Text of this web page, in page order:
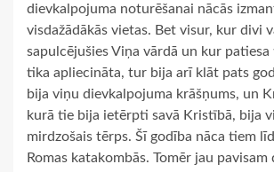
dievkalpojuma noturēšanai nācās
visdažādākās vietas. Bet visur, kur divi
sapulcējušies Viņa vārdā un kur
tika apliecināta, tur bija arī klāt pats
bija viņu dievkalpojuma krāšņums, un
kurā tie bija ietērpti savā Kristībā, bija
mirdzošais tērps. Šī godība nāca tiem
Romas katakombās. Tomēr jau